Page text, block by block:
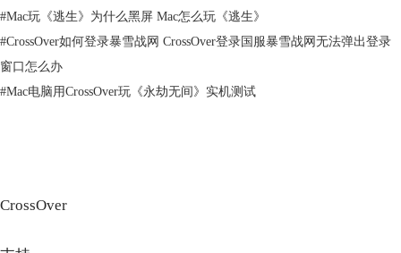
有兴趣尝试的小伙伴们可以在中文网站进行免费下载试用，当然如果想要
一直使用的话那么就需要正确获取CrossOver激活码了。
想要了解更多关于这款类虚拟机软件的使用技巧可以在服务页进行搜索。
corq.html
#Mac玩《逃生》为什么黑屏 Mac怎么玩《逃生》
#CrossOver如何登录暴雪战网 CrossOver登录国服暴雪战网无法弹出登录
窗口怎么办
#Mac电脑用CrossOver玩《永劫无间》实机测试
CrossOver